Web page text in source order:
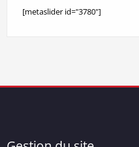
[metaslider id="3780"]